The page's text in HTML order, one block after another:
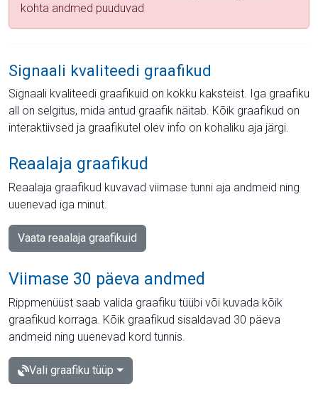
kohta andmed puuduvad
Signaali kvaliteedi graafikud
Signaali kvaliteedi graafikuid on kokku kaksteist. Iga graafiku
all on selgitus, mida antud graafik näitab. Kõik graafikud on
interaktiivsed ja graafikutel olev info on kohaliku aja järgi.
Reaalaja graafikud
Reaalaja graafikud kuvavad viimase tunni aja andmeid ning
uuenevad iga minut.
Vaata reaalaja graafikuid
Viimase 30 päeva andmed
Rippmenüüst saab valida graafiku tüübi või kuvada kõik
graafikud korraga. Kõik graafikud sisaldavad 30 päeva
andmeid ning uuenevad kord tunnis.
Vali graafiku tüüp